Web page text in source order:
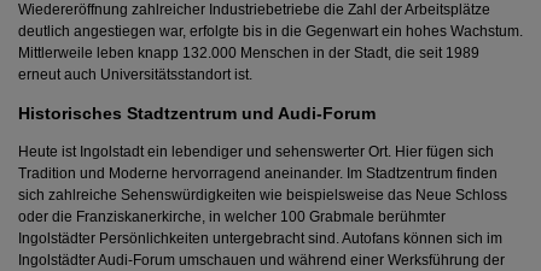
Wiedereröffnung zahlreicher Industriebetriebe die Zahl der Arbeitsplätze
deutlich angestiegen war, erfolgte bis in die Gegenwart ein hohes Wachstum.
Mittlerweile leben knapp 132.000 Menschen in der Stadt, die seit 1989
erneut auch Universitätsstandort ist.
Historisches Stadtzentrum und Audi-Forum
Heute ist Ingolstadt ein lebendiger und sehenswerter Ort. Hier fügen sich
Tradition und Moderne hervorragend aneinander. Im Stadtzentrum finden
sich zahlreiche Sehenswürdigkeiten wie beispielsweise das Neue Schloss
oder die Franziskanerkirche, in welcher 100 Grabmale berühmter
Ingolstädter Persönlichkeiten untergebracht sind. Autofans können sich im
Ingolstädter Audi-Forum umschauen und während einer Werksführung der